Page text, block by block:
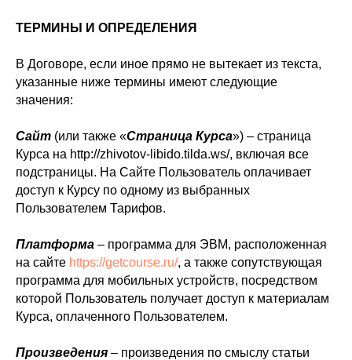
ТЕРМИНЫ И ОПРЕДЕЛЕНИЯ
В Договоре, если иное прямо не вытекает из текста,
указанные ниже термины имеют следующие
значения:
Сайт (или также «Страница Курса») ‒ страница
Курса на http://zhivotov-libido.tilda.ws/, включая все
подстраницы. На Сайте Пользователь оплачивает
доступ к Курсу по одному из выбранных
Пользователем Тарифов.
Платформа – программа для ЭВМ, расположенная
на сайте https://getcourse.ru/, а также сопутствующая
программа для мобильных устройств, посредством
которой Пользователь получает доступ к материалам
Курса, оплаченного Пользователем.
Произведения – произведения по смыслу статьи